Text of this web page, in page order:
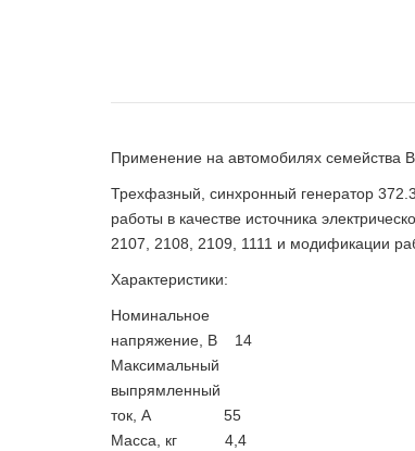
Применение на автомобилях семейства
Трехфазный, синхронный генератор
работы в качестве источника
2107, 2108, 2109, 1111 и модификации
Характеристики:
Номинальное
напряжение, В 14
Максимальный
выпрямленный
ток, A 55
Масса, кг 4,4